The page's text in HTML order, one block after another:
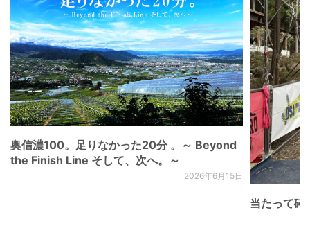
奥信濃100。足りなかった20分 。～ Beyond
the Finish Line そして、次へ。～
2026年6月15日
当たって砕